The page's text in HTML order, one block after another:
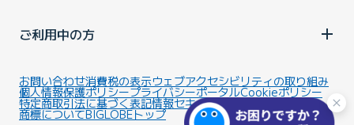
ご利用中の方
お問い合わせ消費税の表示ウェブアクセシビリティの取り組み
個人情報保護ポリシープライバシーポータルCookieポリシー
特定商取引法に基づく表記情報セキュリティ基本方針
商標についてBIGLOBEトップ